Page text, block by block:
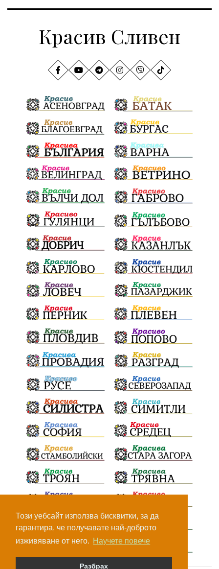
Този уебсайт използва бисквитки, за да
гарантира, че получавате най-доброто
изживяване от него. Научете повече
Разбрах
Красив Сливен